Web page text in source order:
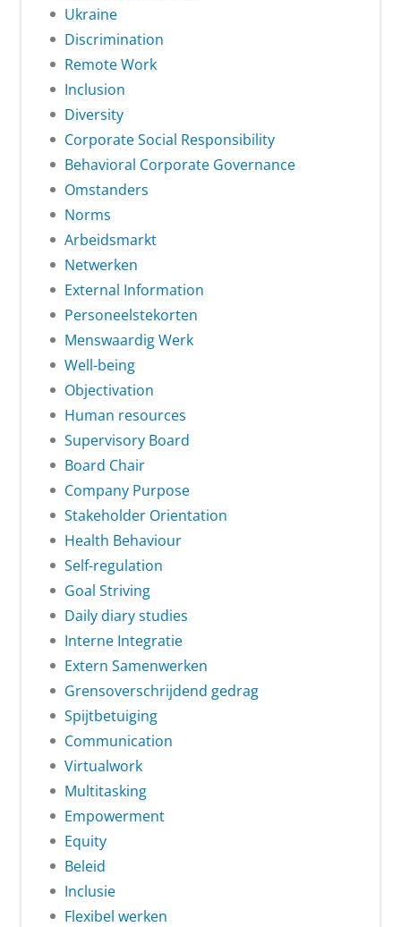
Ukraine
Discrimination
Remote Work
Inclusion
Diversity
Corporate Social Responsibility
Behavioral Corporate Governance
Omstanders
Norms
Arbeidsmarkt
Netwerken
External Information
Personeelstekorten
Menswaardig Werk
Well-being
Objectivation
Human resources
Supervisory Board
Board Chair
Company Purpose
Stakeholder Orientation
Health Behaviour
Self-regulation
Goal Striving
Daily diary studies
Interne Integratie
Extern Samenwerken
Grensoverschrijdend gedrag
Spijtbetuiging
Communication
Virtualwork
Multitasking
Empowerment
Equity
Beleid
Inclusie
Flexibel werken